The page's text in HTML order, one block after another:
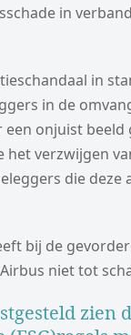
in
in
in de
onjuist beeld
het verzwijgen
die deze
bij de
niet tot
zien